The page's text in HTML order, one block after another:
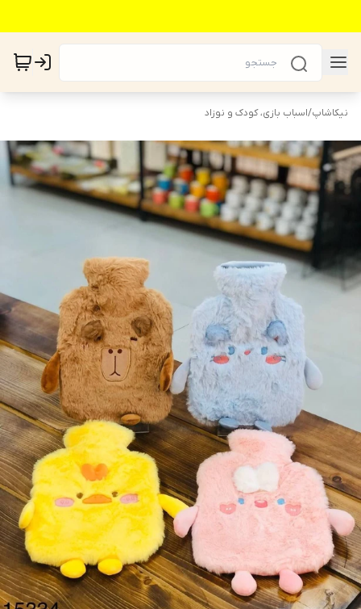
نیکاشاپ/اسباب بازی، کودک و نوزاد